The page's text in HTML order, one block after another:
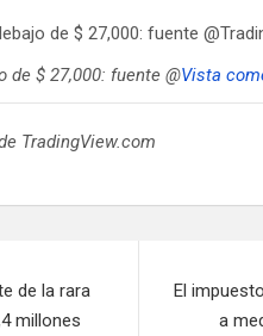
de $ 27,000: fuente @Vista
TradingView.com
de la rara
millones
El
a